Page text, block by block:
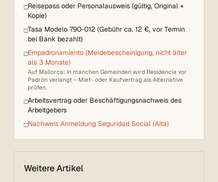
□Reisepass oder Personalausweis (gültig, Original +
Kopie)
□Tasa Modelo 790-012 (Gebühr ca. 12 €, vor Termin
bei Bank bezahlt)
□Empadronamiento (Meldebescheinigung, nicht älter
als 3 Monate)
Auf Mallorca: In manchen Gemeinden wird Residencia vor
Padrón verlangt – Miet- oder Kaufvertrag als Alternative
prüfen.
□Arbeitsvertrag oder Beschäftigungsnachweis des
Arbeitgebers
□Nachweis Anmeldung Seguridad Social (Alta)
Weitere Artikel